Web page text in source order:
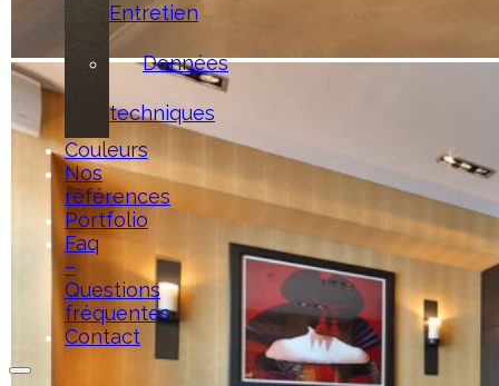
Entretien
Données
techniques
Couleurs
Nos
références
Portfolio
Faq
–
Questions
fréquentes
Contact